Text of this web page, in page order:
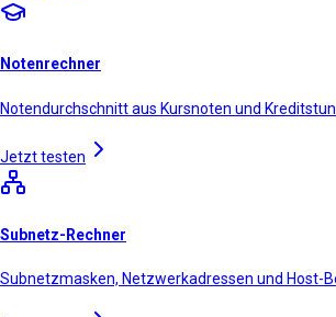
Notenrechner
Notendurchschnitt aus Kursnoten und
Jetzt testen
Subnetz-Rechner
Subnetzmasken, Netzwerkadressen und Host-